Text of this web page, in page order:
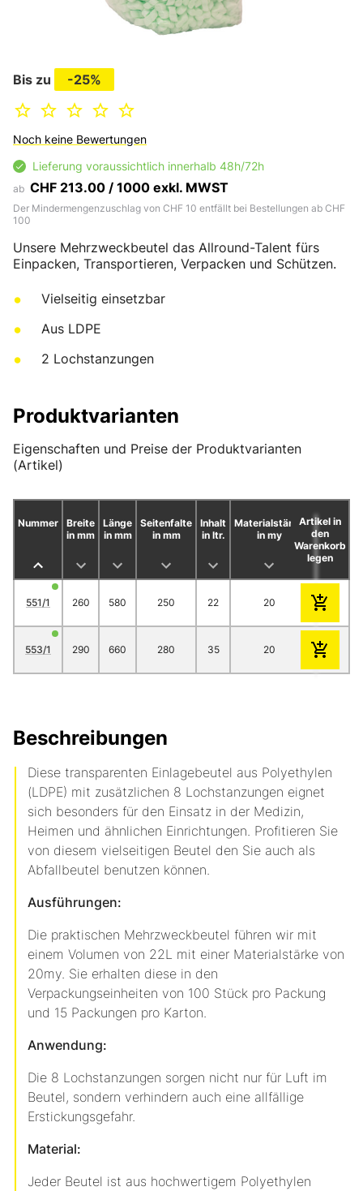
Bis zu -25%
Noch keine Bewertungen
Lieferung voraussichtlich innerhalb 48h/72h
ab CHF 213.00 / 1000 exkl. MWST
Der Mindermengenzuschlag von CHF 10 entfällt bei Bestellungen ab CHF
100
Unsere Mehrzweckbeutel das Allround-Talent fürs
Einpacken, Transportieren, Verpacken und Schützen.
Vielseitig einsetzbar
Aus LDPE
2 Lochstanzungen
Produktvarianten
Eigenschaften und Preise der Produktvarianten
(Artikel)
Nummer
Breite
in mm
Länge
in mm
Seitenfalte
in mm
Inhalt
in ltr.
Materialstärke
in my
Stück/
Artikel in
den
Warenkorb
legen
551/1 260 580 250 22 20
553/1 290 660 280 35 20
Beschreibungen
Diese transparenten Einlagebeutel aus Polyethylen
(LDPE) mit zusätzlichen 8 Lochstanzungen eignet
sich besonders für den Einsatz in der Medizin,
Heimen und ähnlichen Einrichtungen. Profitieren Sie
von diesem vielseitigen Beutel den Sie auch als
Abfallbeutel benutzen können.
Ausführungen:
Die praktischen Mehrzweckbeutel führen wir mit
einem Volumen von 22L mit einer Materialstärke von
20my. Sie erhalten diese in den
Verpackungseinheiten von 100 Stück pro Packung
und 15 Packungen pro Karton.
Anwendung:
Die 8 Lochstanzungen sorgen nicht nur für Luft im
Beutel, sondern verhindern auch eine allfällige
Erstickungsgefahr.
Material:
Jeder Beutel ist aus hochwertigem Polyethylen